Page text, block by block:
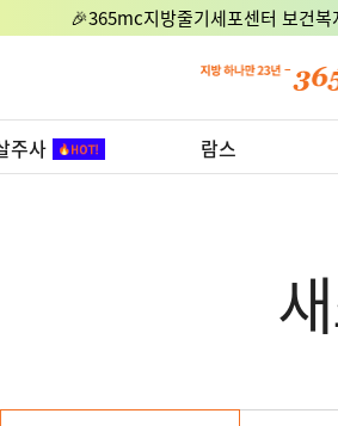
🎉365mc지방줄기세포센터 보건
주사 람스